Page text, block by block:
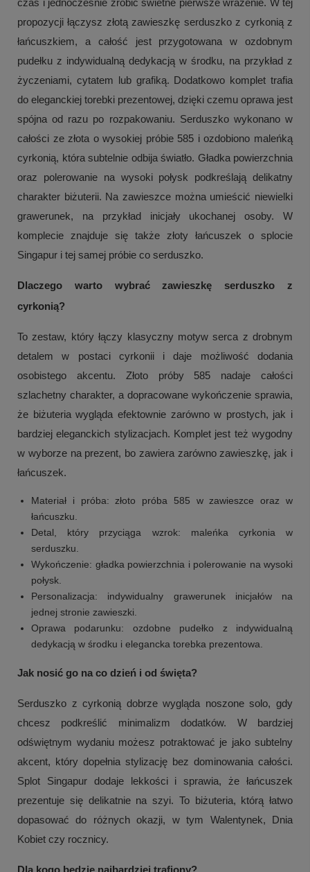
czas i jednocześnie zrobić świetne pierwsze wrażenie. W tej
propozycji łączysz złotą zawieszkę serduszko z cyrkonią z
łańcuszkiem, a całość jest przygotowana w ozdobnym
pudełku z indywidualną dedykacją w środku, na przykład z
życzeniami, cytatem lub grafiką. Dodatkowo komplet trafia
do eleganckiej torebki prezentowej, dzięki czemu oprawa jest
spójna od razu po rozpakowaniu. Serduszko wykonano w
całości ze złota o wysokiej próbie 585 i ozdobiono maleńką
cyrkonią, która subtelnie odbija światło. Gładka powierzchnia
oraz polerowanie na wysoki połysk podkreślają delikatny
charakter biżuterii. Na zawieszce można umieścić niewielki
grawerunek, na przykład inicjały ukochanej osoby. W
komplecie znajduje się także złoty łańcuszek o splocie
Singapur i tej samej próbie co serduszko.
Dlaczego warto wybrać zawieszkę serduszko z
cyrkonią?
To zestaw, który łączy klasyczny motyw serca z drobnym
detalem w postaci cyrkonii i daje możliwość dodania
osobistego akcentu. Złoto próby 585 nadaje całości
szlachetny charakter, a dopracowane wykończenie sprawia,
że biżuteria wygląda efektownie zarówno w prostych, jak i
bardziej eleganckich stylizacjach. Komplet jest też wygodny
w wyborze na prezent, bo zawiera zarówno zawieszkę, jak i
łańcuszek.
Materiał i próba: złoto próba 585 w zawieszce oraz w
łańcuszku.
Detal, który przyciąga wzrok: maleńka cyrkonia w
serduszku.
Wykończenie: gładka powierzchnia i polerowanie na wysoki
połysk.
Personalizacja: indywidualny grawerunek inicjałów na
jednej stronie zawieszki.
Oprawa podarunku: ozdobne pudełko z indywidualną
dedykacją w środku i elegancka torebka prezentowa.
Jak nosić go na co dzień i od święta?
Serduszko z cyrkonią dobrze wygląda noszone solo, gdy
chcesz podkreślić minimalizm dodatków. W bardziej
odświętnym wydaniu możesz potraktować je jako subtelny
akcent, który dopełnia stylizację bez dominowania całości.
Splot Singapur dodaje lekkości i sprawia, że łańcuszek
prezentuje się delikatnie na szyi. To biżuteria, którą łatwo
dopasować do różnych okazji, w tym Walentynek, Dnia
Kobiet czy rocznicy.